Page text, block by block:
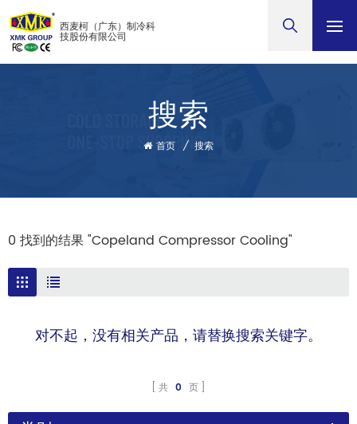
西麦柯（广东）制冷科
技股份有限公司
搜索
首页 / 搜索
0 找到的结果 "Copeland Compressor Cooling"
对不起，没有相关产品，请替换搜索关键字。
共 0 页